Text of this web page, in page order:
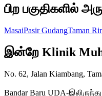
பிற பகுதிகளில்
MasaiPasir GudangTaman
இன்றே Klinik
No. 62, Jalan Kiambang,
Bandar Baru UDA-